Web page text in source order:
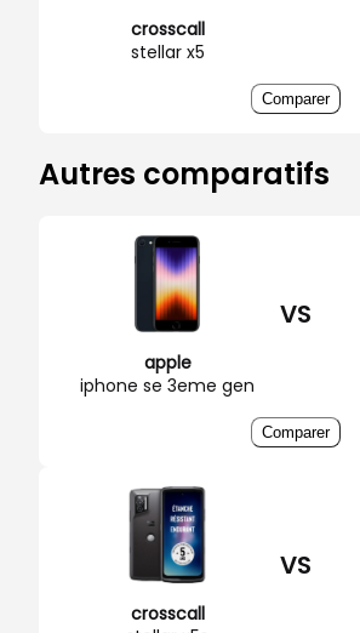
crosscall
stellar x5
Comparer
Autres comparatifs
apple
iphone se 3eme gen
VS
Comparer
crosscall
VS